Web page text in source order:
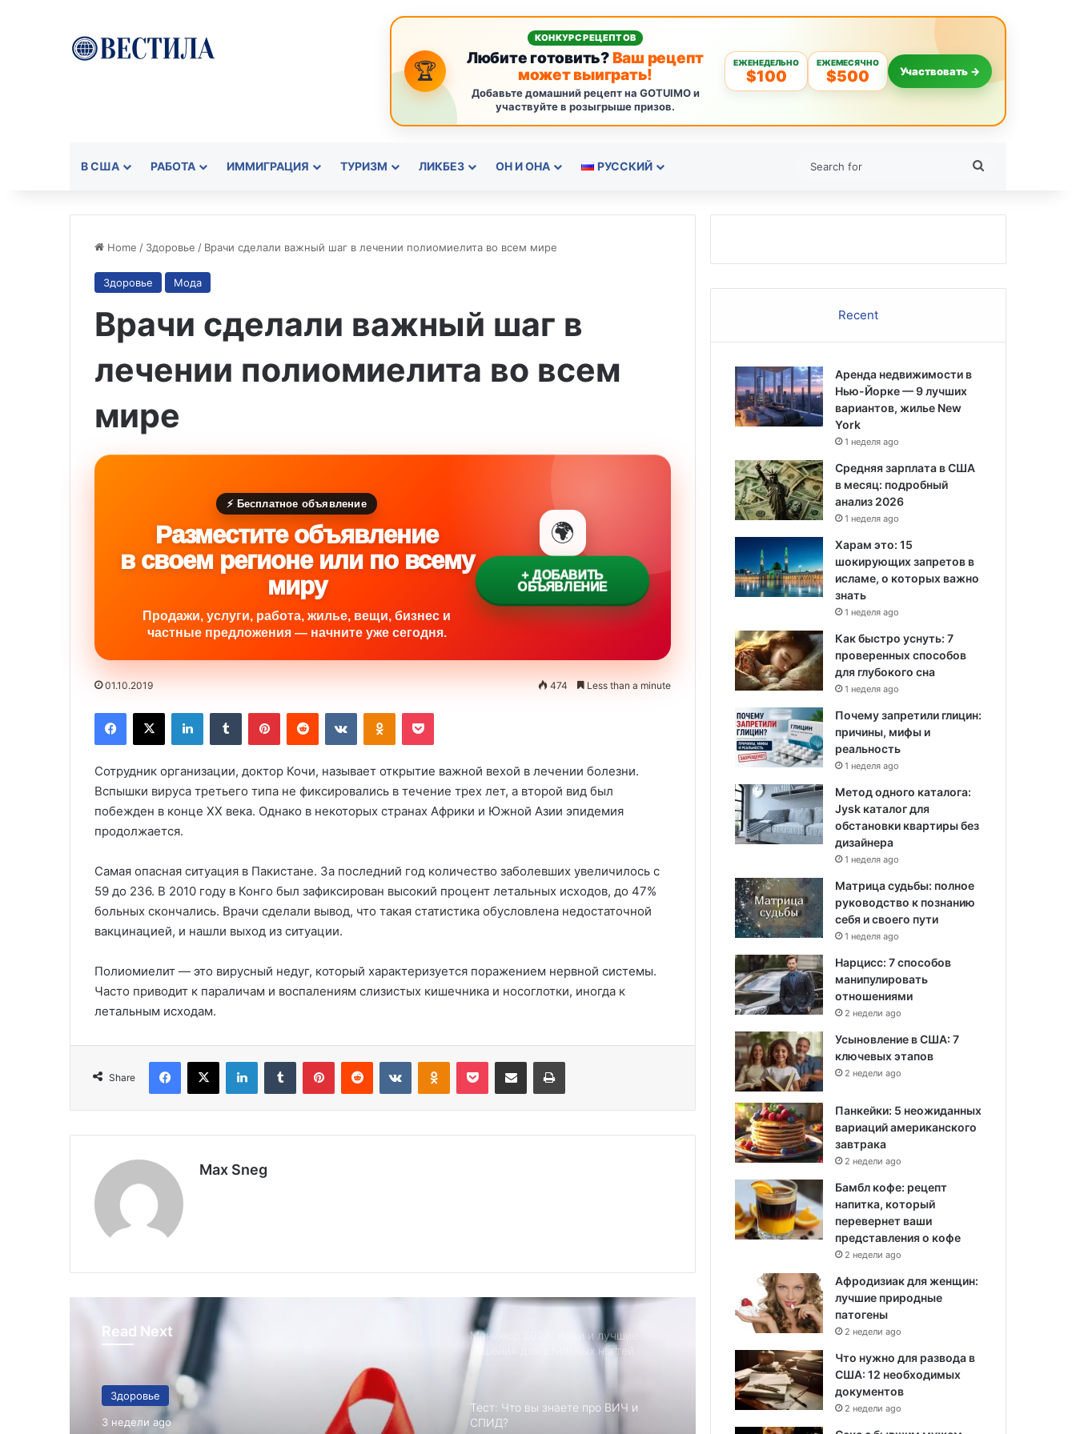
🏆
КОНКУРС РЕЦЕПТОВ
Любите готовить?Ваш рецепт
может выиграть!
Добавьте домашний рецепт на GOTUIMO и
участвуйте в розыгрыше призов.
ЕЖЕНЕДЕЛЬНО
$100
ЕЖЕМЕСЯЧНО
$500 Участвовать →
В США РАБОТА ИММИГРАЦИЯ ТУРИЗМ ЛИКБЕЗ ОН И ОНА РУССКИЙ
Home / Здоровье / Врачи сделали важный шаг в лечении полиомиелита во всем мире
Здоровье Мода
Врачи сделали важный шаг в
лечении полиомиелита во всем
мире
⚡ Бесплатное объявление
Разместите объявление
в своем регионе или по всему
миру
Продажи, услуги, работа, жилье, вещи, бизнес и
частные предложения — начните уже сегодня.
🌍
+ ДОБАВИТЬ
ОБЪЯВЛЕНИЕ
01.10.2019 474 Less than a minute
Сотрудник организации, доктор Кочи, называет открытие важной вехой в лечении болезни.
Вспышки вируса третьего типа не фиксировались в течение трех лет, а второй вид был
побежден в конце ХХ века. Однако в некоторых странах Африки и Южной Азии эпидемия
продолжается.
Самая опасная ситуация в Пакистане. За последний год количество заболевших увеличилось с
59 до 236. В 2010 году в Конго был зафиксирован высокий процент летальных исходов, до 47%
больных скончались. Врачи сделали вывод, что такая статистика обусловлена недостаточной
вакцинацией, и нашли выход из ситуации.
Полиомиелит — это вирусный недуг, который характеризуется поражением нервной системы.
Часто приводит к параличам и воспалениям слизистых кишечника и носоглотки, иногда к
летальным исходам.
Share
Max Sneg
Read Next
Здоровье
3 недели ago
Создано новое лекарство против
мигрени
Новое исследование показывает,
что самые счастливые пары делают
это
счастливее после занятий йогой
Маникюр 2026: идеи и лучшие
решения для стильных ногтей
Тест: Что вы знаете про ВИЧ и
СПИД?
Recent
Аренда недвижимости в
Нью-Йорке — 9 лучших
вариантов, жилье New
York
1 неделя ago
Средняя зарплата в США
в месяц: подробный
анализ 2026
1 неделя ago
Харам это: 15
шокирующих запретов в
исламе, о которых важно
знать
1 неделя ago
Как быстро уснуть: 7
проверенных способов
для глубокого сна
1 неделя ago
Почему запретили глицин:
причины, мифы и
реальность
1 неделя ago
Метод одного каталога:
Jysk каталог для
обстановки квартиры без
дизайнера
1 неделя ago
Матрица судьбы: полное
руководство к познанию
себя и своего пути
1 неделя ago
Нарцисс: 7 способов
манипулировать
отношениями
2 недели ago
Усыновление в США: 7
ключевых этапов
2 недели ago
Панкейки: 5 неожиданных
вариаций американского
завтрака
2 недели ago
Бамбл кофе: рецепт
напитка, который
перевернет ваши
представления о кофе
2 недели ago
Афродизиак для женщин:
лучшие природные
патогены
2 недели ago
Что нужно для развода в
США: 12 необходимых
документов
2 недели ago